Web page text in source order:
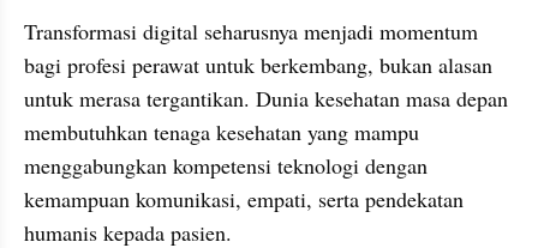
Transformasi digital seharusnya menjadi momentum
bagi profesi perawat untuk berkembang, bukan alasan
untuk merasa tergantikan. Dunia kesehatan masa depan
membutuhkan tenaga kesehatan yang mampu
menggabungkan kompetensi teknologi dengan
kemampuan komunikasi, empati, serta pendekatan
humanis kepada pasien.